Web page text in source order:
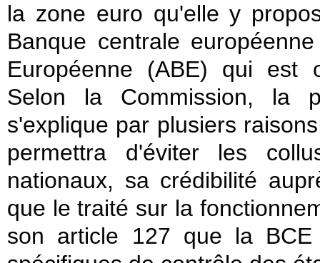
la zone euro qu'elle y
Banque centrale
Européenne (ABE) qui est
Selon la Commission, la
s'explique par plusiers
permettra d'éviter les
nationaux, sa crédibilité
que le traité sur la
son article 127 que la